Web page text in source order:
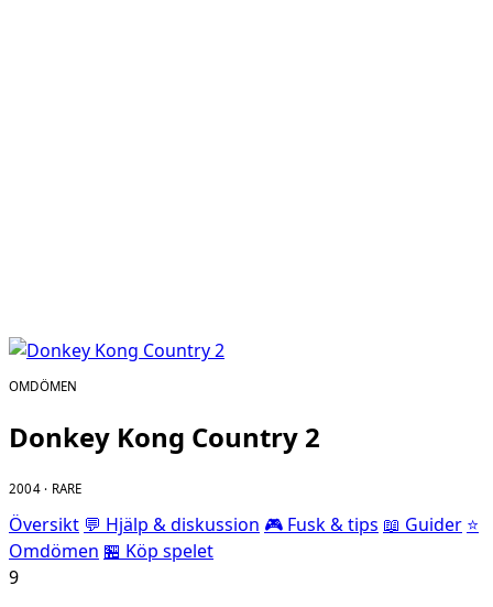
OMDÖMEN
Donkey Kong Country 2
2004 · RARE
Översikt 💬 Hjälp & diskussion 🎮 Fusk & tips 📖 Guider ⭐
Omdömen 🏪 Köp spelet
9